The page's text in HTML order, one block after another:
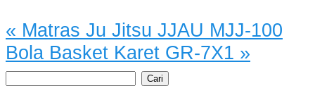
« Matras Ju Jitsu JJAU MJJ-100
Bola Basket Karet GR-7X1 »
Cari